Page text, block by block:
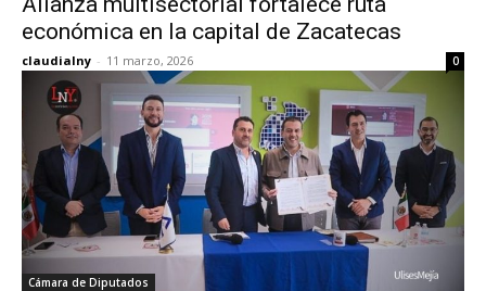
económica en la capital de Zacatecas
claudialny - 11 marzo, 2026 0
Cámara de Diputados